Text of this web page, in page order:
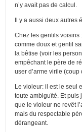
n’y avait pas de calcul.
Il y a aussi deux autres
Chez les gentils voisins
comme doux et gentil
la bêtise (voir les
empêchant le père de
user d’arme virile
Le violeur: il est le seul
toute ambiguïté. Et puis
que le violeur ne revêt
mais du respectable
dérangeant.